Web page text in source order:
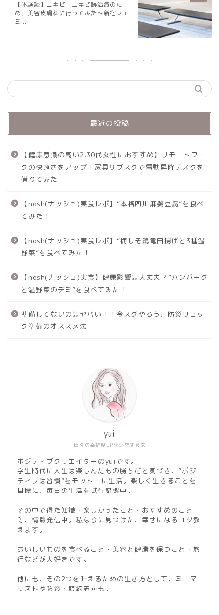
【体験談】ニキビ・ニキビ跡治療のた
め、美容皮膚科に行ってみた～新宿フェ
ミ...
最近の投稿
【健康意識の高い2,30代女性におすすめ】リモートワー
クの快適さをアップ！家具サブスクで電動昇降デスクを
借りてみた
【nosh(ナッシュ)実食レポ】”本格四川麻婆豆腐”を食べ
てみた！
【nosh(ナッシュ)実食レポ】”梅しそ鶏竜田揚げと3種温
野菜”を食べてみた！
【nosh(ナッシュ)実食】健康影響は大丈夫？”ハンバーグ
と温野菜のデミ”を食べてみた！
準備してないのはヤバい！！今スグやろう、防災リュッ
ク準備のオススメ法
日々の幸福度UPを追求する女
yui
ポジティブクリエイターのyuiです。
学生時代に人生は楽しんだもの勝ちだと気づき、”ポジ
ティブは習慣”をモットーに生活。楽しく生きることを
目標に、毎日の生活を試行錯誤中。
その中で得た知識・楽しかったこと・おすすめのこと
等、情報発信中。私なりに見つけた、幸せになるコツ教
えます。
おいしいものを食べること・美容と健康を保つこと・旅
行などが大好きです。
他にも、その2つを叶えるための生き方として、ミニマ
リストや防災・節約志向も。